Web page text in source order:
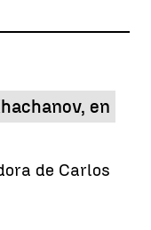
en
de Carlos